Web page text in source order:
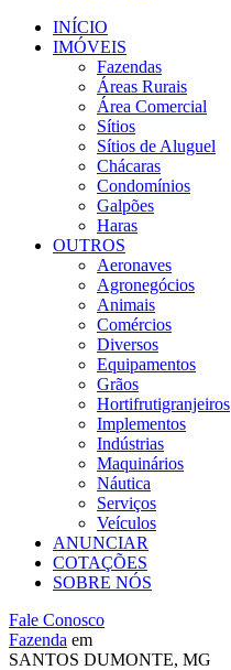
INÍCIO
IMÓVEIS
Fazendas
Áreas Rurais
Área Comercial
Sítios
Sítios de Aluguel
Chácaras
Condomínios
Galpões
Haras
OUTROS
Aeronaves
Agronegócios
Animais
Comércios
Diversos
Equipamentos
Grãos
Hortifrutigranjeiros
Implementos
Indústrias
Maquinários
Náutica
Serviços
Veículos
ANUNCIAR
COTAÇÕES
SOBRE NÓS
Fale Conosco
Fazenda em
SANTOS DUMONTE, MG